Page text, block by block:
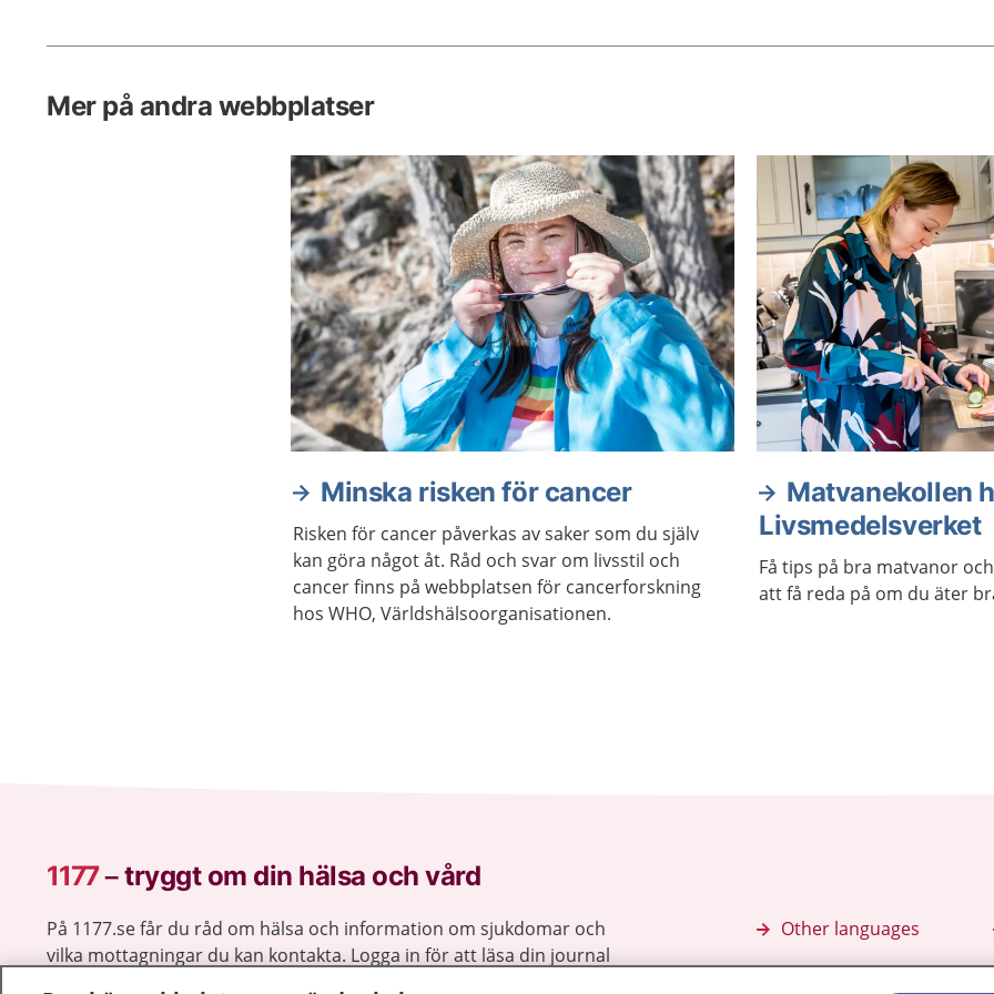
smaker och för att lära sig att tugga.
Mer på andra webbplatser
Minska risken för cancer
Risken för cancer påverkas av saker som du själv
kan göra något åt. Råd och svar om livsstil och
cancer finns på webbplatsen för cancerforskning
hos WHO, Världshälsoorganisationen.
Matvanekollen
Livsmedelsverket
Få tips på bra matvanor
att få reda på om du äter
1177–tryggt om din hälsa och vård
På 1177.se får du råd om hälsa och information om sjukdomar och
vilka mottagningar du kan kontakta. Logga in för att läsa din journal
Other languages
Lättläst svenska